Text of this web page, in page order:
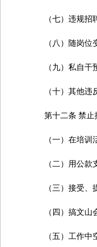
（七）违规招聘
（八）随岗位变
（九）私自干预
（十）其他违反
第十二条 禁止搞
（一）在培训活
（二）用公款支
（三）接受、提
（四）搞文山会
（五）工作中空